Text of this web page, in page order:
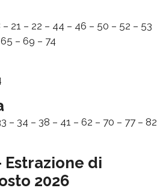
– 21 – 22 – 44 – 46 – 50 – 52 – 53
– 69 – 74
– 34 – 38 – 41 – 62 – 70 – 77 – 82
di
2026